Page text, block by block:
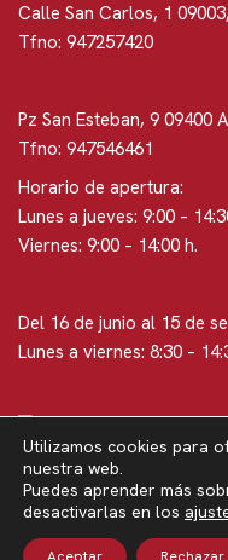
Calle San Carlos, 1
Tfno: 947257420
Pz San Esteban, 9 09400
Tfno: 947546461
Horario de apertura:
Lunes a jueves: 9:00 –
Viernes: 9:00 – 14:00 h.
Del 16 de junio al 15 de
Lunes a viernes: 8:30 –
Neve|
Política de privacidad
Utilizamos cookies para
nuestra web.
Puedes aprender más
desactivarlas en los